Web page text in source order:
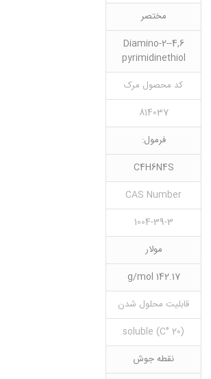
مختصر
4,6-Diamino-2-
pyrimidinethiol
کد محصول مرک
814037
فرمول:
C4H6N4S
CAS Number
1004-39-3
مولار
142.17 g/mol
قابلیت محلول شدن
(20 °C) soluble
نقطه جوش